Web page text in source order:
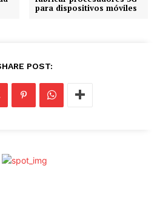
para dispositivos móviles
POST: